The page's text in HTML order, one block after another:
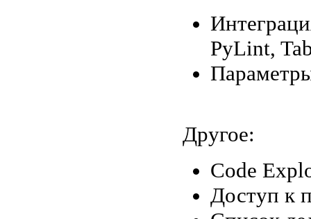
PyLint,
Другое:
Code
Доступ к